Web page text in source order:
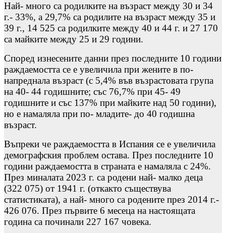
Най- много са родилките на възраст между 30 и 34
г.- 33%, а 29,7% са родилите на възраст между 35 и
39 г., 14 525 са родилките между 40 и 44 г. и 27 170
са майките между 25 и 29 години.
Според изнесените данни през последните 10 години
раждаемостта се е увеличила при жените в по-
напреднала възраст (с 5,4% във възрастовата група
на 40- 44 годишните; със 76,7% при 45- 49
годишните и със 137% при майките над 50 години),
но е намаляла при по- младите- до 40 годишна
възраст.
Въпреки че раждаемостта в Испания се е увеличила
демографския проблем остава. През последните 10
години раждаемостта в страната е намаляла с 24%.
През миналата 2023 г. са родени най- малко деца
(322 075) от 1941 г. (откакто съществува
статистиката), а най- много са родените през 2014 г.-
426 076. През първите 6 месеца на настоящата
година са починали 227 167 човека.